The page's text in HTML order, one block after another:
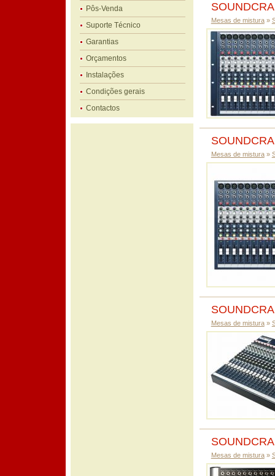
Pôs-Venda
Suporte Técnico
Garantias
Orçamentos
Instalações
Condições gerais
Contactos
Mesas de mistura»
Mesas de mistura»
Mesas de mistura»
Mesas de mistura»